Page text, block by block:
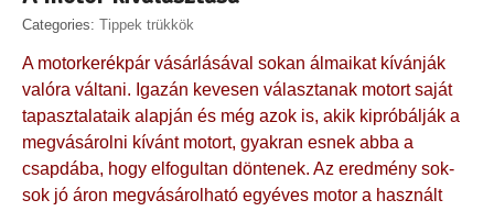
Categories: Tippek trükkök
A motorkerékpár vásárlásával sokan álmaikat kívánják
valóra váltani. Igazán kevesen választanak motort saját
tapasztalataik alapján és még azok is, akik kipróbálják a
megvásárolni kívánt motort, gyakran esnek abba a
csapdába, hogy elfogultan döntenek. Az eredmény sok-
sok jó áron megvásárolható egyéves motor a használt